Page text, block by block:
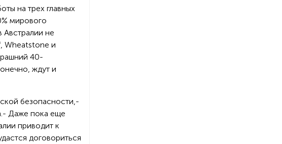
на трех главных
мирового
Австралии не
Wheatstone и
40-
ждут и
безопасности,-
Даже пока еще
приводит к
договориться